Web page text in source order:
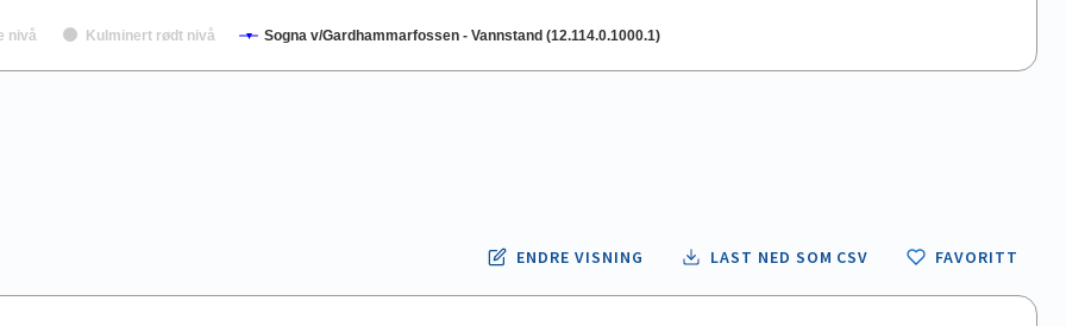
nivå Kulminert rødt nivå Sogna v/Gardhammarfossen - Vannstand (12.114.0.1000.1)
ENDRE VISNING LAST NED SOM CSV FAVORITT